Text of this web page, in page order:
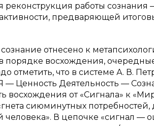
реконструкция работы сознания
предваряющей
отнесено к
порядке восхождения,
что в системе А. В.
— Ценность Деятельность —
от «Сигнала» к
сиюминутных потребностей,
человека». В цепочке «сигнал